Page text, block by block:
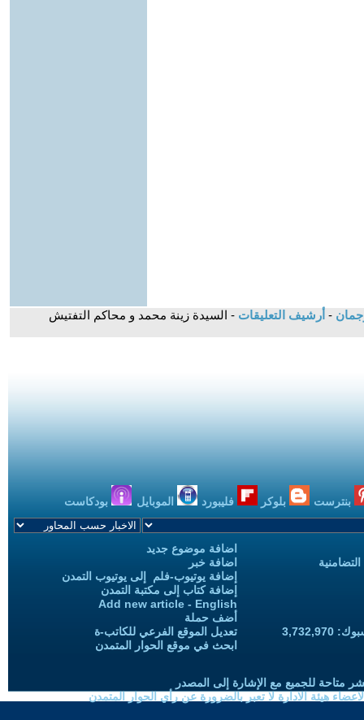
- أرشيف التعليقات - السيدة زينة محمد و محاكم التفتيش
بنترست بلوكر فليبورد الموبايل بودكاست
اضافة موضوع جديد
اضافة خبر
إضافة يوتيوب-فلم إلى يوتيوب التمدن
إضافة كتاب إلى مكتبة التمدن
Add new article - English
أضف حملة
تعديل الموقع الفرعي للكاتب-ة
ابحث في موقع الحوار المتمدن
متاحة للجميع مع الإشارة إلى المصدر
هيئة الادارة لا تعبر بالضرورة عن رأي الحوار المتمدن